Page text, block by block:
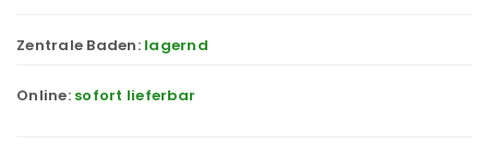
Zentrale Baden: lagernd
Online: sofort lieferbar